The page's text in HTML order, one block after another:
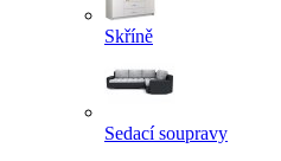
Skříně
Sedací soupravy